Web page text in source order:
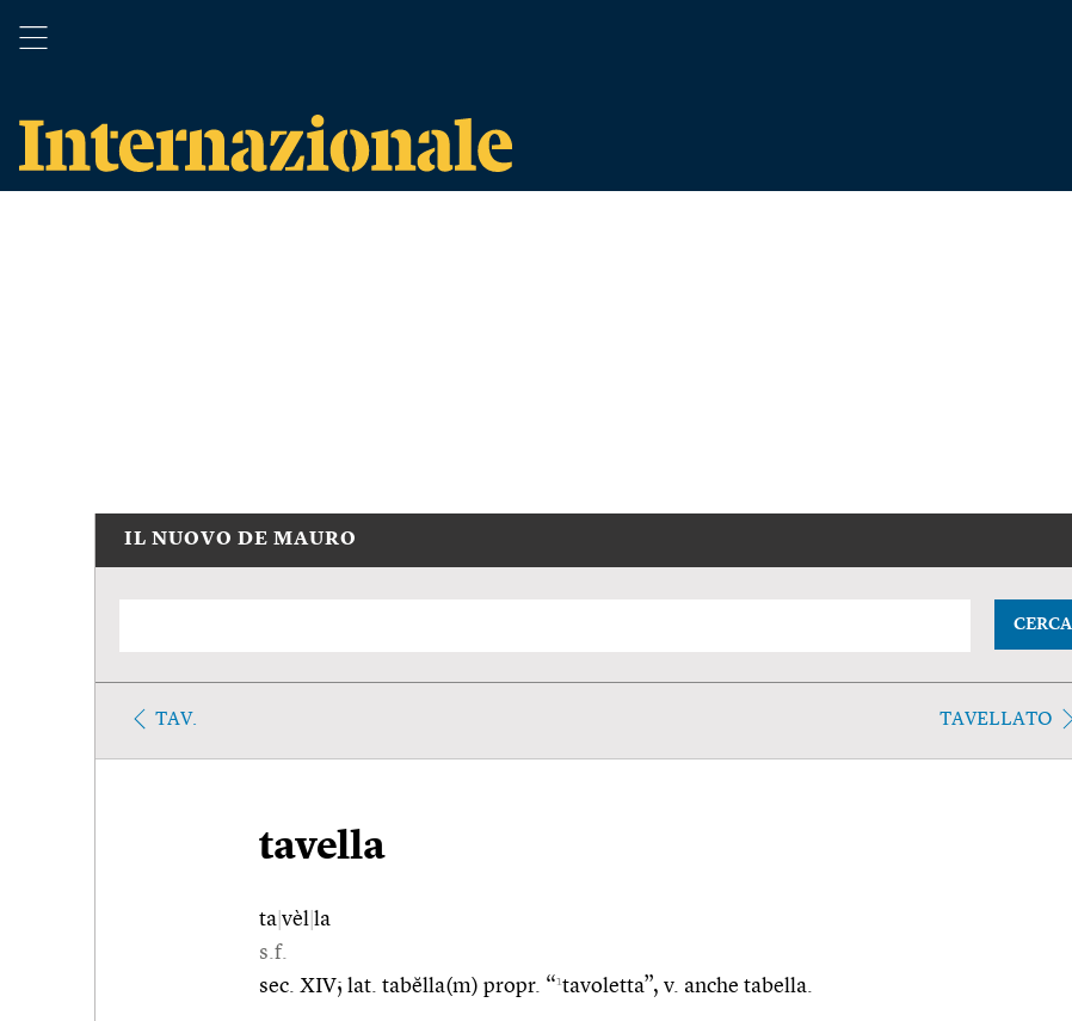
IL NUOVO DE MAURO
CERCA
TAV. TAVELLATO
tavella
ta vèl la
s.f.
sec. XIV; lat. tabĕlla(m) propr. “1tavoletta”, v. anche tabella.